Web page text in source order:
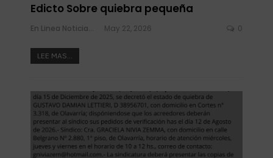
Edicto Sobre quiebra pequeña
En Linea Noticias May 22, 2026 0
LEE MAS...